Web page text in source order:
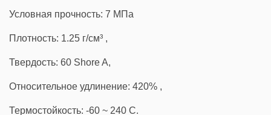
Условная прочность: 7 MПа
Плотность: 1.25 г/см³ ,
Твердость: 60 Shore A,
Относительное удлинение: 420% ,
Термостойкость: -60 ~ 240 C.